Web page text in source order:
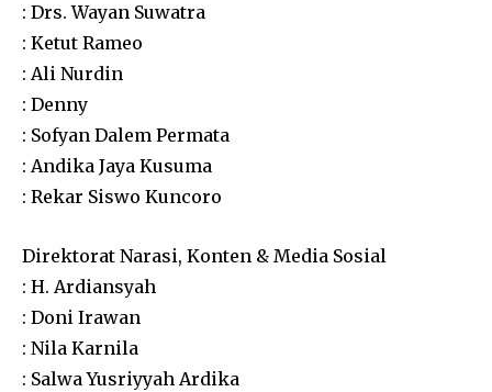
: Drs. Wayan Suwatra
: Ketut Rameo
: Ali Nurdin
: Denny
: Sofyan Dalem Permata
: Andika Jaya Kusuma
: Rekar Siswo Kuncoro
Direktorat Narasi, Konten & Media Sosial
: H. Ardiansyah
: Doni Irawan
: Nila Karnila
: Salwa Yusriyyah Ardika